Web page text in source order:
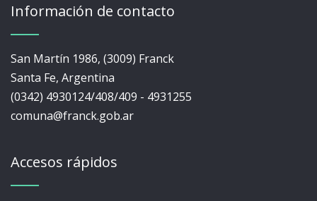
Información de contacto
San Martín 1986, (3009) Franck
Santa Fe, Argentina
(0342) 4930124/408/409 - 4931255
comuna@franck.gob.ar
Accesos rápidos